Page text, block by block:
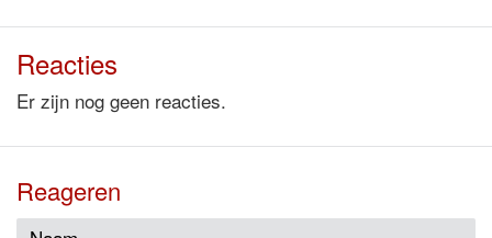
Reacties
Er zijn nog geen reacties.
Reageren